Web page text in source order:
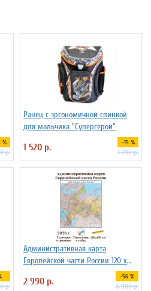
%
р.
Ранец с эргономичной спинкой
для мальчика "Супергерой"
1 520 р. -15 %
1 790 р.
р.
Административная карта
Европейской части России 120 х
2 990 р. -56 %
6 900 р.